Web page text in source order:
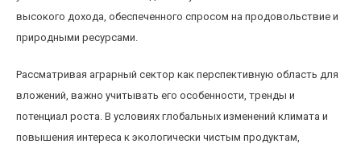
высокого дохода, обеспеченного спросом на продовольствие и
природными ресурсами.
Рассматривая аграрный сектор как перспективную область для
вложений, важно учитывать его особенности, тренды и
потенциал роста. В условиях глобальных изменений климата и
повышения интереса к экологически чистым продуктам,